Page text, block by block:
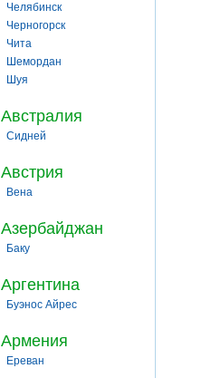
Челябинск
Черногорск
Чита
Шемордан
Шуя
Австралия
Сидней
Австрия
Вена
Азербайджан
Баку
Аргентина
Буэнос Айрес
Армения
Ереван